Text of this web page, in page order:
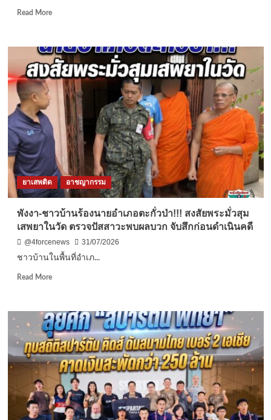
Read MoreRead
สระแก้ว-“ไม่มี
ใคร
อยาก
ให้
เสีย”
บังคับ
บัญชา
เยี่ยม
ทหาร
กล้า
EOD
ให้
กำลัง
ใจถึง
เตียง
คนไข้
ย้ำ
เต็ม
แพทย์
สมัย
ใหม่
พาก
ลับ
มา
ชีวิต
ได้
อีก
ยาเสพติด อาชญากรรม
พังงา-ชาวบ้านร้องนายอำเภอตะกั่วป่า!!! สงสัยพระมั่วสุม
เสพยาในวัด ตรวจปัสสาวะพบผลบวก จับสึกก่อนดำเนินคดี
@4forcenews
31/07/2026
ชาวบ้านในพื้นที่อำเภ...
Read MoreRead
พังงา-
ชาว
บ้าน
ร้อง
นาย
อำเภอ
ตะกั่วป่า!!!
สงสัย
พระ
มั่วสุม